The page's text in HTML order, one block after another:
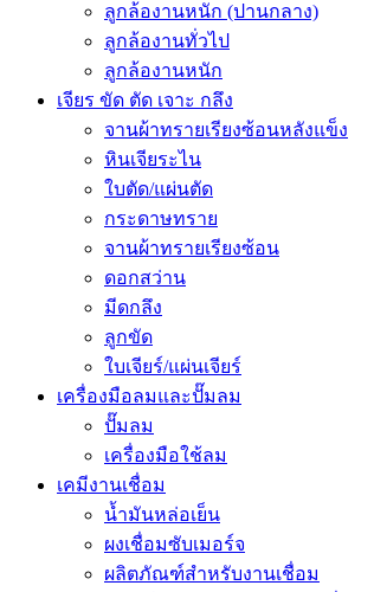
ลูกล้องานหนัก (ปานกลาง)
ลูกล้องานทั่วไป
ลูกล้องานหนัก
เจียร ขัด ตัด เจาะ กลึง
จานผ้าทรายเรียงซ้อนหลังแข็ง
หินเจียระไน
ใบตัด/แผ่นตัด
กระดาษทราย
จานผ้าทรายเรียงซ้อน
ดอกสว่าน
มีดกลึง
ลูกขัด
ใบเจียร์/แผ่นเจียร์
เครื่องมือลมและปั๊มลม
ปั๊มลม
เครื่องมือใช้ลม
เคมีงานเชื่อม
น้ำมันหล่อเย็น
ผงเชื่อมซับเมอร์จ
ผลิตภัณฑ์สำหรับงานเชื่อม